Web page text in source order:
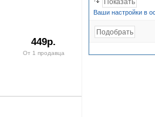
449р.
От 1 продавца
Ваши настройки в